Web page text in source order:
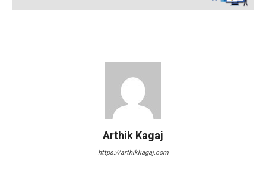
Arthik Kagaj
https://arthikkagaj.com